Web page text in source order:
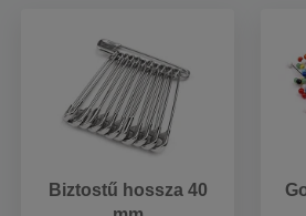
Biztostű hossza 40